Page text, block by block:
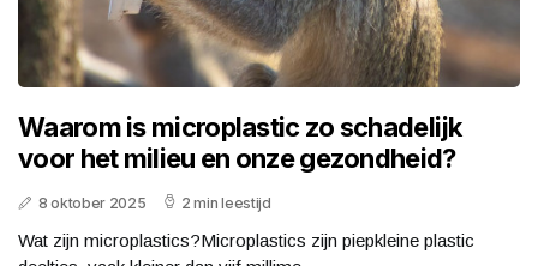
Waarom is microplastic zo schadelijk
voor het milieu en onze gezondheid?
8 oktober 2025 2 min leestijd
Wat zijn microplastics?Microplastics zijn piepkleine plastic